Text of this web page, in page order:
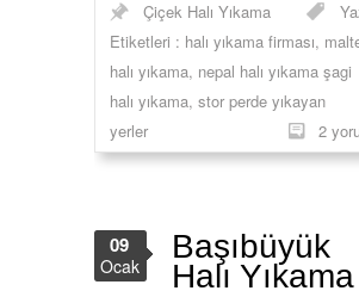
Çiçek Halı Yıkama
Etiketleri : halı yıkama firması,
halı yıkama, nepal halı yıkama şagi
halı yıkama, stor perde yıkayan
yerler
2
Başıbüyük
Halı Yıkama
09
Ocak